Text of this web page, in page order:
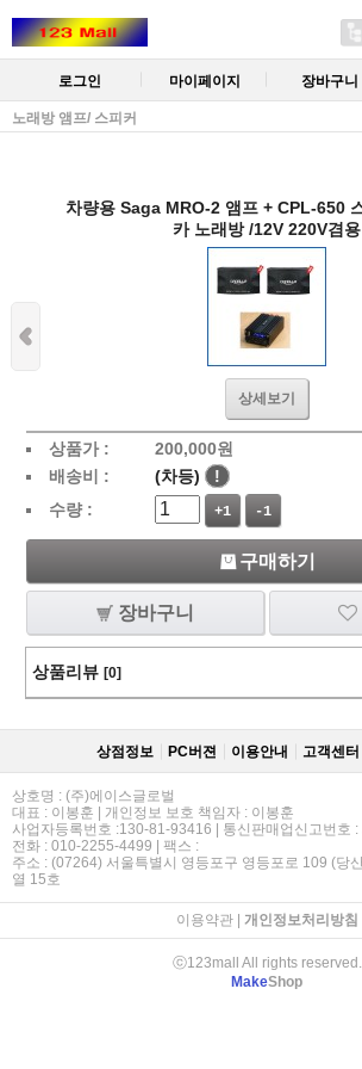
로그인 마이페이지 장바구니
노래방 앰프/ 스피커
차량용 Saga MRO-2 앰프 + CPL-650
카 노래방 /12V 220V겸용
상세보기
상품가 : 200,000원
배송비 :
(차등)
!
수량 :
+1 -1
구매하기
장바구니
상품리뷰 [0]
상점정보 PC버젼 이용안내 고객센터
상호명 : (주)에이스글로벌
대표 : 이봉훈 | 개인정보 보호 책임자 : 이봉훈
사업자등록번호 :130-81-93416 | 통신판매업신고번호
전화 : 010-2255-4499 | 팩스 :
주소 : (07264) 서울특별시 영등포구 영등포로 109 (당
열 15호
이용약관| 개인정보처리방침
ⓒ123mall All rights reserved.
MakeShop